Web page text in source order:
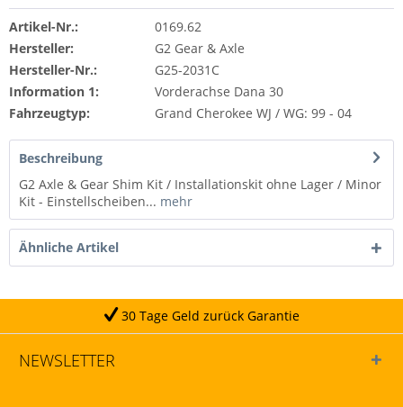
Artikel-Nr.:
0169.62
Hersteller:
G2 Gear & Axle
Hersteller-Nr.:
G25-2031C
Information 1:
Vorderachse Dana 30
Fahrzeugtyp:
Grand Cherokee WJ / WG: 99 - 04
Beschreibung
G2 Axle & Gear Shim Kit / Installationskit ohne Lager / Minor
Kit - Einstellscheiben... mehr
Ähnliche Artikel
30 Tage Geld zurück Garantie
NEWSLETTER